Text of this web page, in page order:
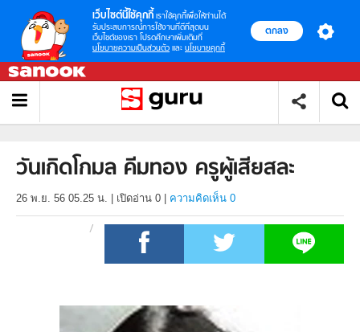
เว็บไซต์นี้ใช้คุกกี้ เราใช้คุกกี้เพื่อให้ท่านได้
รับประสบการณ์การใช้งานที่ดีที่สุดบน
เว็บไซต์ของเรา โปรดศึกษาเพิ่มเติมที่
นโยบายความเป็นส่วนตัว และ นโยบายคุกกี้
ตกลง
วันเกิดโกมล คีมทอง ครูผู้เสียสละ
26 พ.ย. 56 05.25 น. เปิดอ่าน 0 ความคิดเห็น 0